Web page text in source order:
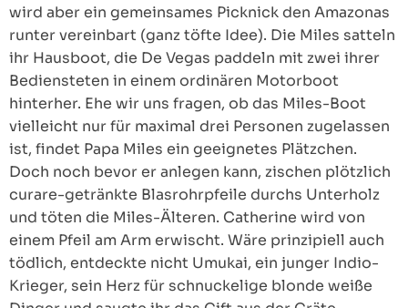
wird aber ein gemeinsames Picknick den Amazonas
runter vereinbart (ganz töfte Idee). Die Miles satteln
ihr Hausboot, die De Vegas paddeln mit zwei ihrer
Bediensteten in einem ordinären Motorboot
hinterher. Ehe wir uns fragen, ob das Miles-Boot
vielleicht nur für maximal drei Personen zugelassen
ist, findet Papa Miles ein geeignetes Plätzchen.
Doch noch bevor er anlegen kann, zischen plötzlich
curare-getränkte Blasrohrpfeile durchs Unterholz
und töten die Miles-Älteren. Catherine wird von
einem Pfeil am Arm erwischt. Wäre prinzipiell auch
tödlich, entdeckte nicht Umukai, ein junger Indio-
Krieger, sein Herz für schnuckelige blonde weiße